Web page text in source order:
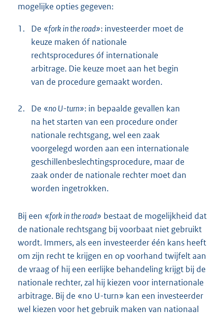
mogelijke opties gegeven:
1. De «fork in the road»: investeerder moet de
keuze maken óf nationale
rechtsprocedures óf internationale
arbitrage. Die keuze moet aan het begin
van de procedure gemaakt worden.
2. De «no U-turn»: in bepaalde gevallen kan
na het starten van een procedure onder
nationale rechtsgang, wel een zaak
voorgelegd worden aan een internationale
geschillenbeslechtingsprocedure, maar de
zaak onder de nationale rechter moet dan
worden ingetrokken.
Bij een «fork in the road» bestaat de mogelijkheid dat
de nationale rechtsgang bij voorbaat niet gebruikt
wordt. Immers, als een investeerder één kans heeft
om zijn recht te krijgen en op voorhand twijfelt aan
de vraag of hij een eerlijke behandeling krijgt bij de
nationale rechter, zal hij kiezen voor internationale
arbitrage. Bij de «no U-turn» kan een investeerder
wel kiezen voor het gebruik maken van nationaal